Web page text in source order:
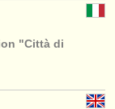
"Città di